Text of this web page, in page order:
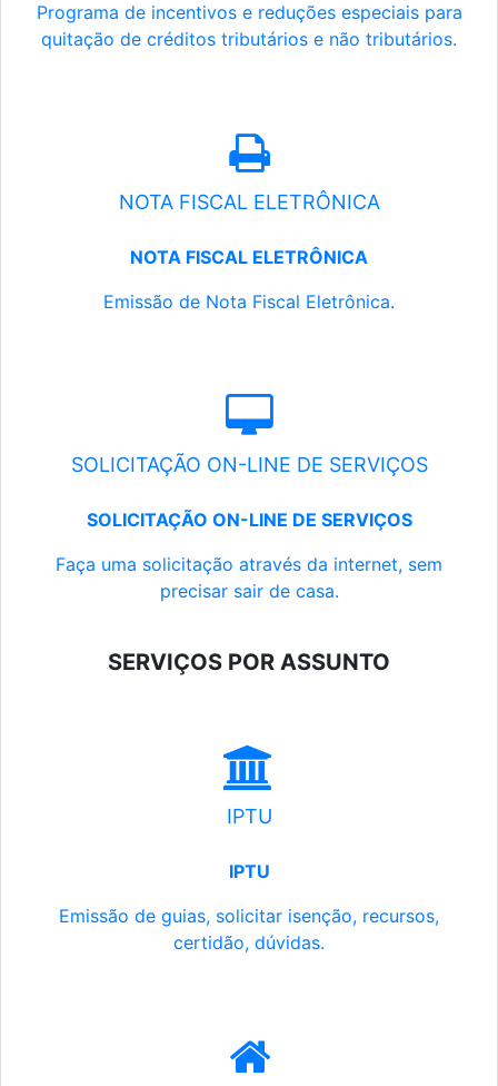
Programa de incentivos e reduções especiais para
quitação de créditos tributários e não tributários.
NOTA FISCAL ELETRÔNICA
NOTA FISCAL ELETRÔNICA
Emissão de Nota Fiscal Eletrônica.
SOLICITAÇÃO ON-LINE DE SERVIÇOS
SOLICITAÇÃO ON-LINE DE SERVIÇOS
Faça uma solicitação através da internet, sem
precisar sair de casa.
SERVIÇOS POR ASSUNTO
IPTU
IPTU
Emissão de guias, solicitar isenção, recursos,
certidão, dúvidas.